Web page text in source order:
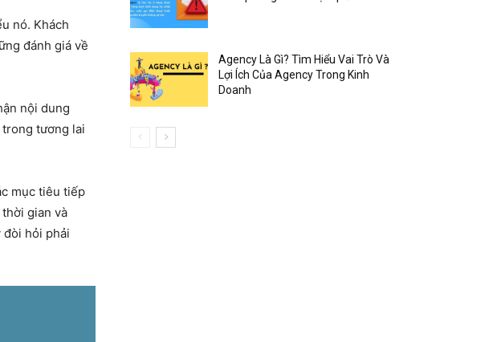
nó. Khách
đánh giá về
nội dung
tương lai
mục tiêu tiếp
gian và
đòi hỏi phải
Agency Là Gì? Tìm Hiểu Vai Trò Và
Lợi Ích Của Agency Trong Kinh
Doanh